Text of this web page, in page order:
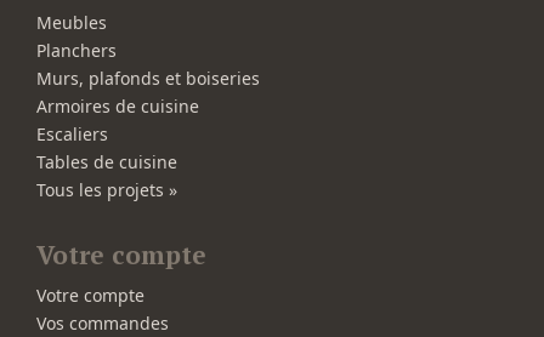
Meubles
Planchers
Murs, plafonds et boiseries
Armoires de cuisine
Escaliers
Tables de cuisine
Tous les projets »
Votre compte
Votre compte
Vos commandes